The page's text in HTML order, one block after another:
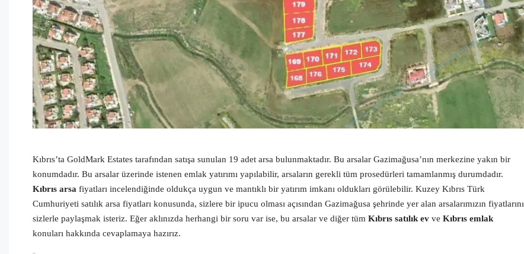
Kıbrıs’ta GoldMark Estates tarafından satışa sunulan 19 adet arsa bulunmaktadır. Bu arsalar Gazimağusa’nın merkezine yakın bir
konumdadır. Bu arsalar üzerinde istenen emlak yatırımı yapılabilir, arsaların gerekli tüm prosedürleri tamamlanmış durumdadır.
Kıbrıs arsa fiyatları incelendiğinde oldukça uygun ve mantıklı bir yatırım imkanı oldukları görülebilir. Kuzey Kıbrıs Türk
Cumhuriyeti satılık arsa fiyatları konusunda, sizlere bir ipucu olması açısından Gazimağusa şehrinde yer alan arsalarımızın fiyatlarını
sizlerle paylaşmak isteriz. Eğer aklınızda herhangi bir soru var ise, bu arsalar ve diğer tüm Kıbrıs satılık ev ve Kıbrıs emlak
konuları hakkında cevaplamaya hazırız.